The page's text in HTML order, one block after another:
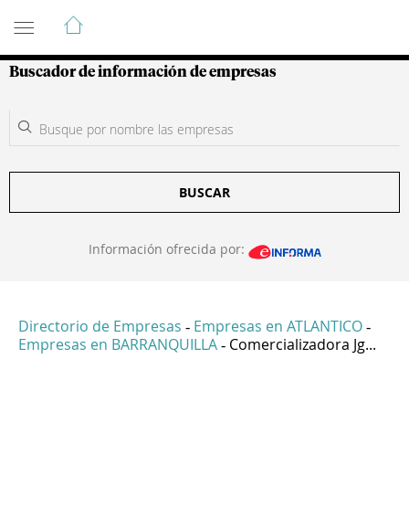
Guía de Empresas Colombianas
Buscador de información de empresas
BUSCAR
Información ofrecida por:
Directorio de Empresas - Empresas en ATLANTICO -
Empresas en BARRANQUILLA - Comercializadora Jg...